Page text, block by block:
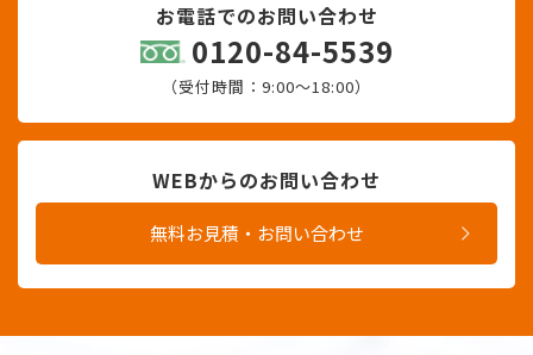
お電話でのお問い合わせ
0120-84-5539
（受付時間：9:00〜18:00）
WEBからのお問い合わせ
無料お見積・お問い合わせ